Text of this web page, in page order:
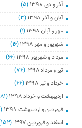
آذر و دی ۱۳۹۸
(۵)
آبان و آذر ۱۳۹۸
(۳)
مهر و آبان ۱۳۹۸
(۱)
شهریور و مهر ۱۳۹۸
(۱۶)
مرداد و شهریور ۱۳۹۸
(۶۶)
تیر و مرداد ۱۳۹۸
(۷۶)
خرداد و تیر ۱۳۹۸
(۶۶)
اردیبهشت و خرداد ۱۳۹۸
(۸۱)
فروردین و اردیبهشت ۱۳۹۸
(۸۸)
اسفند و فروردین ۱۳۹۷
(۱۵۲)